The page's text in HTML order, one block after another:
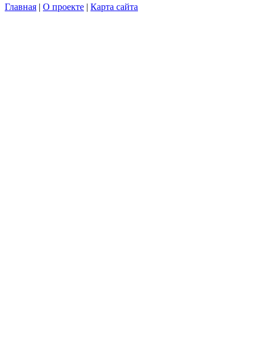
Главная | О проекте | Карта сайта